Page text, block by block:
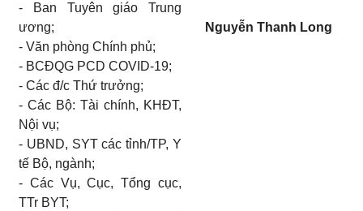
- Ban Tuyên giáo Trung
ương;
- Văn phòng Chính phủ;
- BCĐQG PCD COVID-19;
- Các đ/c Thứ trưởng;
- Các Bộ: Tài chính, KHĐT,
Nội vụ;
- UBND, SYT các tỉnh/TP, Y
tế Bộ, ngành;
- Các Vụ, Cục, Tổng cục,
TTr BYT;
Nguyễn Thanh Long